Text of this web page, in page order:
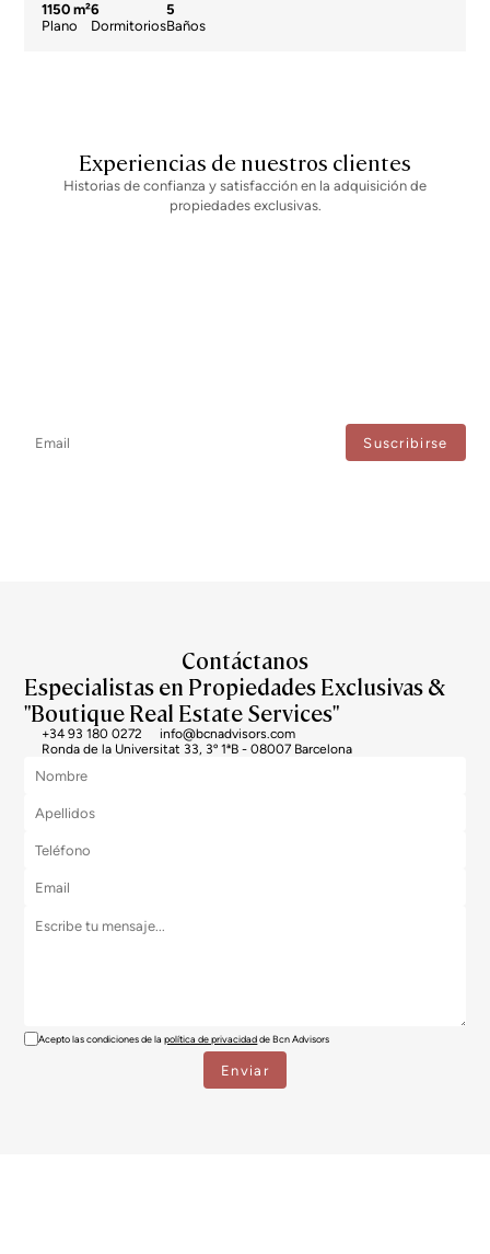
1150 m²
Plano
6
Dormitorios
5
Baños
Experiencias de nuestros clientes
Historias de confianza y satisfacción en la adquisición de
propiedades exclusivas.
Contáctanos
Especialistas en Propiedades Exclusivas &
"Boutique Real Estate Services"
+34 93 180 0272
info@bcnadvisors.com
Ronda de la Universitat 33, 3º 1ªB - 08007 Barcelona
Acepto las condiciones de lapolítica de privacidadde Bcn Advisors